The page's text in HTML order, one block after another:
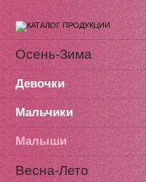
Осень-Зима
Девочки
Мальчики
Малыши
Весна-Лето